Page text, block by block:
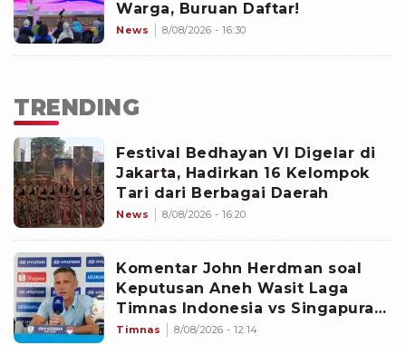
Warga, Buruan Daftar!
News 8/08/2026 - 16:30
TRENDING
Festival Bedhayan VI Digelar di
Jakarta, Hadirkan 16 Kelompok
Tari dari Berbagai Daerah
News 8/08/2026 - 16:20
Komentar John Herdman soal
Keputusan Aneh Wasit Laga
Timnas Indonesia vs Singapura
di Piala AFF 2026: Percuma
Timnas 8/08/2026 - 12:14